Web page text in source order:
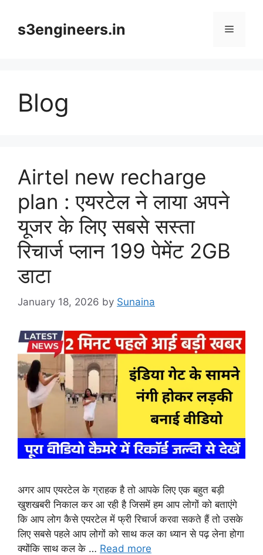
contents3engineers.in Menu
Blog
Airtel new recharge
plan : एयरटेल ने लाया अपने
यूजर के लिए सबसे सस्ता
रिचार्ज प्लान 199 पेमेंट 2GB
डाटा
January 18, 2026 by Sunaina
अगर आप एयरटेल के ग्राहक है तो आपके लिए एक बहुत बड़ी
खुशखबरी निकाल कर आ रही है जिसमें हम आप लोगों को बताएंगे
कि आप लोग कैसे एयरटेल में फ्री रिचार्ज करवा सकते हैं तो उसके
लिए सबसे पहले आप लोगों को साथ कल का ध्यान से पढ़ लेना होगा
क्योंकि साथ कल के … Read more